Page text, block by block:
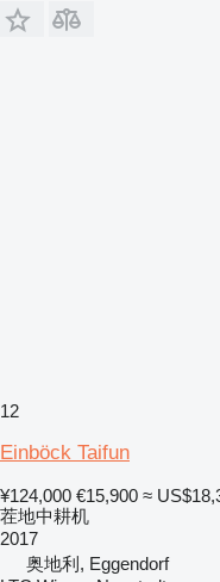
12
Einböck Taifun
¥124,000 €15,900 ≈
茬地中耕机
2017
奥地利, Eggendorf